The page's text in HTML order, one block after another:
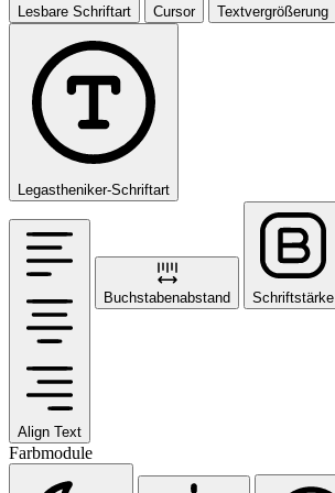
Lesbare Schriftart Cursor Textvergrößerung
Legastheniker-Schriftart
Align Text
Buchstabenabstand Schriftstärke
Farbmodule